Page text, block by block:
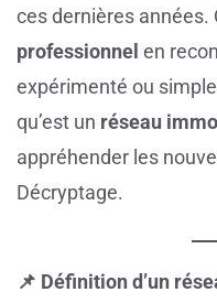
ces dernières années.
professionnel en
expérimenté ou
qu’est un réseau
appréhender les
Décryptage.
📌 Définition d’un